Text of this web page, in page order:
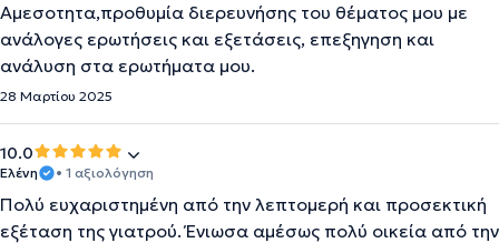
Αμεσοτητα,προθυμία διερευνήσης του θέματος μου με
ανάλογες ερωτήσεις και εξετάσεις, επεξηγηση και
ανάλυση στα ερωτήματα μου.
28 Μαρτίου 2025
10.0
Ελένη • 1 αξιολόγηση
Πολύ ευχαριστημένη από την λεπτομερή και προσεκτική
εξέταση της γιατρού. Ένιωσα αμέσως πολύ οικεία από την